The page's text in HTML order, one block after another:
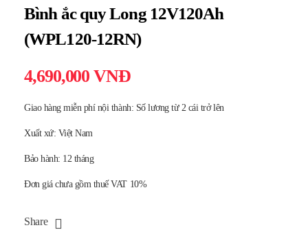
Bình ắc quy Long 12V120Ah
(WPL120-12RN)
4,690,000VNĐ
Giao hàng miễn phí nội thành: Số lương từ 2 cái trở lên
Xuất xứ: Việt Nam
Bảo hành: 12 tháng
Đơn giá chưa gồm thuế VAT 10%
Share